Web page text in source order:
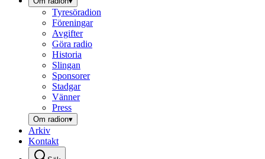
Tyresöradion
Föreningar
Avgifter
Göra radio
Historia
Slingan
Sponsorer
Stadgar
Vänner
Press
Om radion▾
Arkiv
Kontakt